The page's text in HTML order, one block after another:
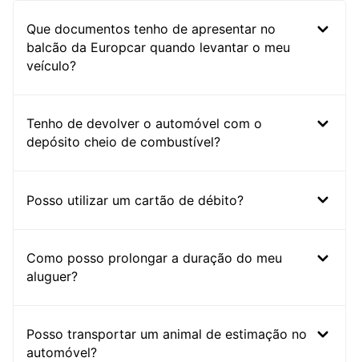
Que documentos tenho de apresentar no
balcão da Europcar quando levantar o meu
veículo?
Tenho de devolver o automóvel com o
depósito cheio de combustível?
Posso utilizar um cartão de débito?
Como posso prolongar a duração do meu
aluguer?
Posso transportar um animal de estimação no
automóvel?